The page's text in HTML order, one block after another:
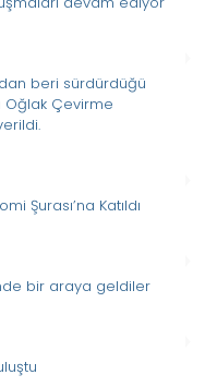
beri sürdürdüğü
Oğlak Çevirme
Şurası’na Katıldı
bir araya geldiler